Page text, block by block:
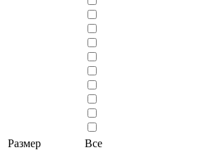
Размер
Все